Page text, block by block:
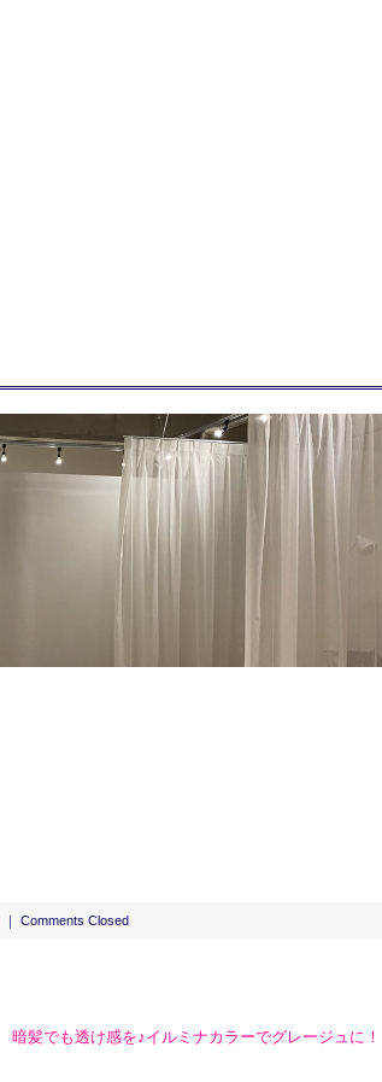
｜ Comments Closed
暗髪でも透け感を♪イルミナカラーでグレージュに！